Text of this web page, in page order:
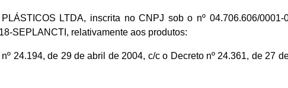
LTDA, inscrita no CNPJ sob o nº 04.706.606/
SEPLANCTI, relativamente aos produtos:
24.194, de 29 de abril de 2004, c/c o Decreto nº 24.361, de 27